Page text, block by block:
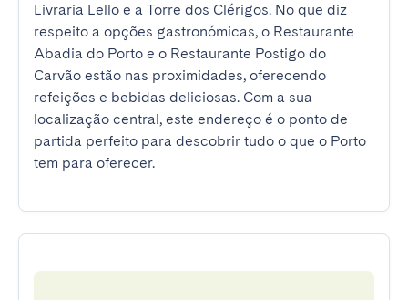
Livraria Lello e a Torre dos Clérigos. No que diz
respeito a opções gastronómicas, o Restaurante
Abadia do Porto e o Restaurante Postigo do
Carvão estão nas proximidades, oferecendo
refeições e bebidas deliciosas. Com a sua
localização central, este endereço é o ponto de
partida perfeito para descobrir tudo o que o Porto
tem para oferecer.